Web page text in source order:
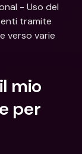
- Uso del
tramite
verso varie
mio
per